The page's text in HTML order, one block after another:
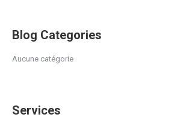
Blog Categories
Aucune catégorie
Services